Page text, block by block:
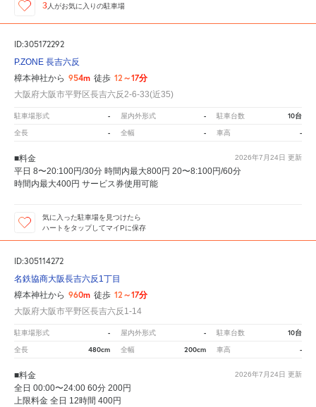
3人がお気に入りの駐車場
ID:305172292
P.ZONE 長吉六反
樟本神社から 954m 徒歩 12～17分
大阪府大阪市平野区長吉六反2-6-33(近35)
駐車場形式 - 屋内外形式 - 駐車台数 10台
全長 - 全幅 - 車高 -
2026年7月24日 更新
■料金
平日 8〜20:100円/30分 時間内最大800円 20〜8:100円/60分
時間内最大400円 サービス券使用可能
気に入った駐車場を見つけたら
ハートをタップしてマイPに保存
ID:305114272
名鉄協商大阪長吉六反1丁目
樟本神社から 960m 徒歩 12～17分
大阪府大阪市平野区長吉六反1-14
駐車場形式 - 屋内外形式 - 駐車台数 10台
全長 480cm 全幅 200cm 車高 -
2026年7月24日 更新
■料金
全日 00:00〜24:00 60分 200円
上限料金 全日 12時間 400円